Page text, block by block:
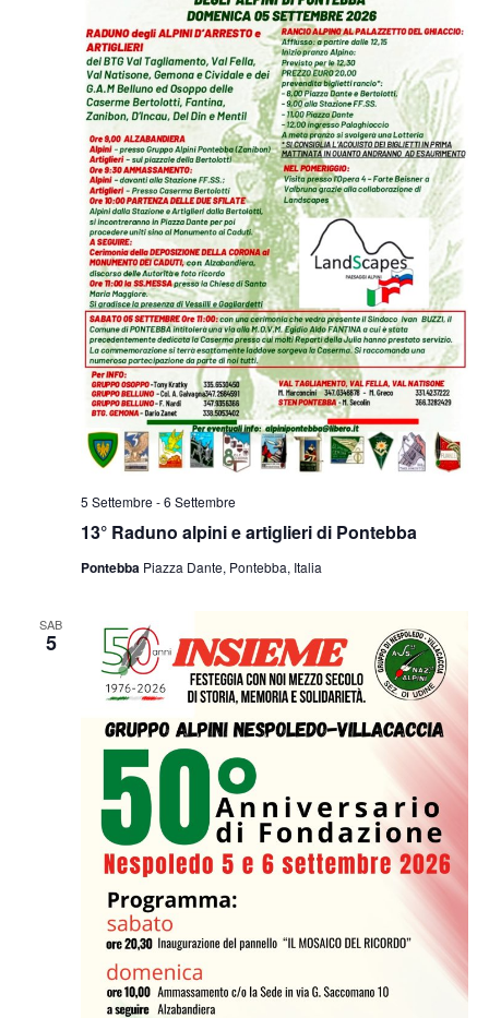
13° Raduno alpini e artiglieri di Pontebba
5 Settembre -6 Settembre
Pontebba Piazza Dante, Pontebba, Italia
SAB
5